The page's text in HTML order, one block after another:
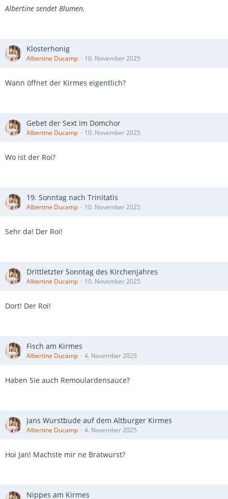
Albertine sendet Blumen.
Klosterhonig
Albertine Ducamp 10. November 2025
Wann öffnet der Kirmes eigentlich?
Gebet der Sext im Domchor
Albertine Ducamp 10. November 2025
Wo ist der Roi?
19. Sonntag nach Trinitatis
Albertine Ducamp 10. November 2025
Sehr da! Der Roi!
Drittletzter Sonntag des Kirchenjahres
Albertine Ducamp 10. November 2025
Dort! Der Roi!
Fisch am Kirmes
Albertine Ducamp 4. November 2025
Haben Sie auch Remoulardensauce?
Jans Wurstbude auf dem Altburger Kirmes
Albertine Ducamp 4. November 2025
Hoi Jan! Machste mir ne Bratwurst?
Nippes am Kirmes